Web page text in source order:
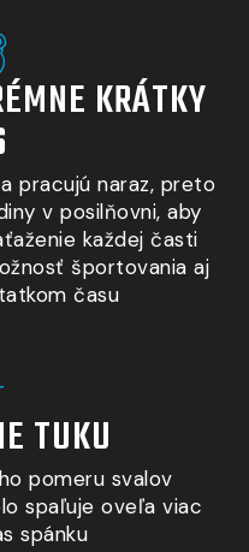
KRÁTKY
pracujú naraz, preto
v posilňovni, aby
každej časti
športovania aj
času
TUKU
pomeru svalov
spaľuje oveľa viac
spánku